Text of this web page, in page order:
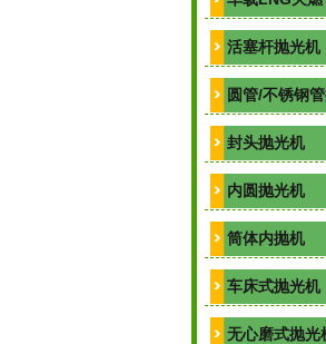
活塞杆抛光机
圆管/不锈钢
封头抛光机
内圆抛光机
筒体内抛机
车床式抛光机
无心磨式抛光